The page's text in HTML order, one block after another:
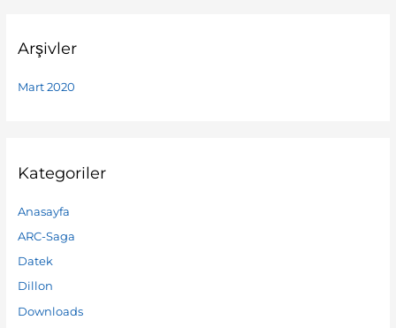
Arşivler
Mart 2020
Kategoriler
Anasayfa
ARC-Saga
Datek
Dillon
Downloads